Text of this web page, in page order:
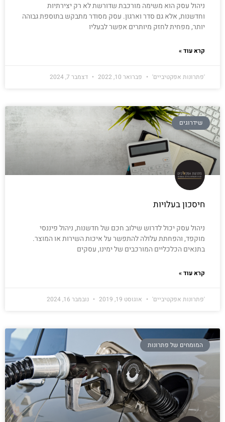
ניהול עסק הוא משימה מורכבת שדורשת לא רק יצירתיות
וחדשנות, אלא גם סדר וארגון. עסק מסודר מתבקש בתוספת גבוהה
יותר, מפחית לחזק מיותרים אפשר לבעליו
קרא עוד »
'פתרונות אפקטיביים' פברואר 10, 2022 דצמבר 7, 2024
שידרוגים
חיסכון בעלויות
ניהול עסק יכול לדרוש שילוב חכם של חדשנות, ניהול פיננסי
מוקפד, והפחתת עלולה להתפשר על איכות השירות או המוצר.
בתנאים הכלכליים המורכבים של ימינו, עסקים
קרא עוד »
'פתרונות אפקטיביים' אוגוסט 19, 2019 נובמבר 16, 2024
המומחים של פתרונות